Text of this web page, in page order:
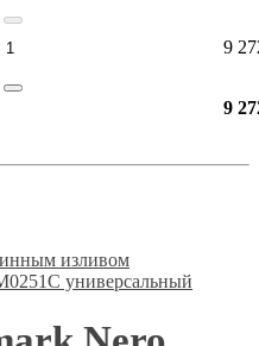
9
9
изливом
универсальный